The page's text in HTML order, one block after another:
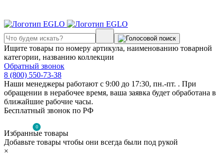
Ищите товары по номеру артикула, наименованию товарной
категории, названию коллекции
Обратный звонок
8 (800) 550-73-38
Наши менеджеры работают с 9:00 до 17:30, пн.-пт. . При
обращении в нерабочее время, ваша заявка будет обработана в
ближайшие рабочие часы.
Бесплатный звонок по РФ
0
Избранные товары
Добавьте товары чтобы они всегда были под рукой
×